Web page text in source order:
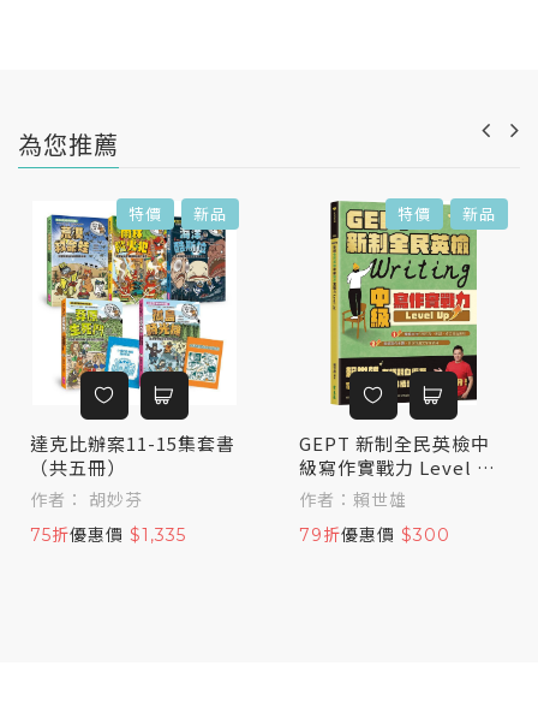
為您推薦
特價 新品
達克比辦案11-15集套書
（共五冊）
作者： 胡妙芬
75折優惠價 $1,335
特價 新品
GEPT 新制全民英檢中
級寫作實戰力 Level U
p！
作者：賴世雄
79折優惠價 $300